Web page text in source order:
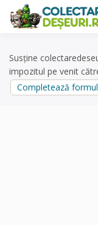
content
Susține
impozitul pe venit
Completează